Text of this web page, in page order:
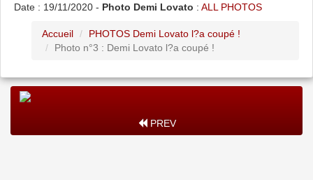
Date : 19/11/2020 - Photo Demi Lovato : ALL PHOTOS
Accueil
PHOTOS Demi Lovato l?a coupé !
Photo n°3 : Demi Lovato l?a coupé !
PREV